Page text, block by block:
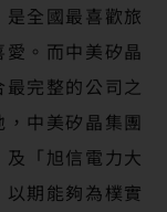
全國最喜歡旅
。而中美矽晶
完整的公司之
中美矽晶集團
「旭信電力大
期能夠為樸實